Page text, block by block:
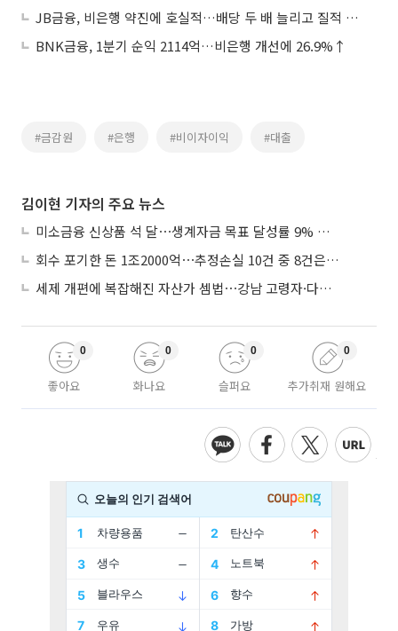
JB금융, 비은행 약진에 호실적…배당 두 배 늘리고 질적 성장 ‘드라이브’
BNK금융, 1분기 순익 2114억…비은행 개선에 26.9%↑
#금감원 #은행 #비이자이익 #대출
김이현 기자의 주요 뉴스
미소금융 신상품 석 달⋯생계자금 목표 달성률 9% 그쳐
회수 포기한 돈 1조2000억⋯추정손실 10건 중 8건은 기업대출
세제 개편에 복잡해진 자산가 셈법⋯강남 고령자·다주택자 ‘자산재편 고심’
좋아요
0
화나요
0
슬퍼요
0
추가취재 원해요
0